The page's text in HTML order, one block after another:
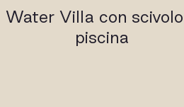
Water Villa con
piscina